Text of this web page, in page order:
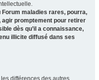
maladies rares, pourra,
promptement pour retirer
dès qu’il a connaissance,
illicite diffusé dans ses
différences des autres